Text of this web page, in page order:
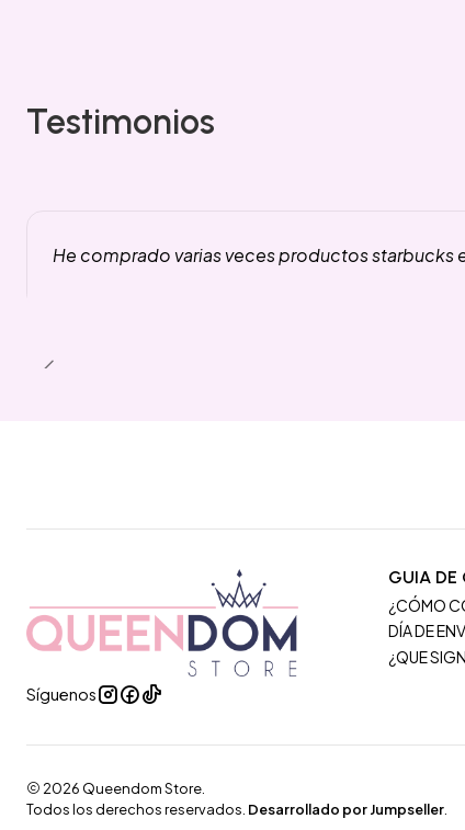
Testimonios
He comprado varias veces productos starbucks
Síguenos
GUIA DE
¿CÓMO
DÍA DE
¿QUE
2026 Queendom Store.
Todos los derechos reservados. Desarrollado por Jumpseller